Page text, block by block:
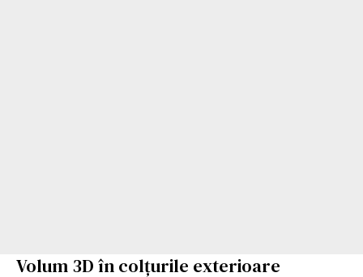
Volum 3D în colțurile exterioare